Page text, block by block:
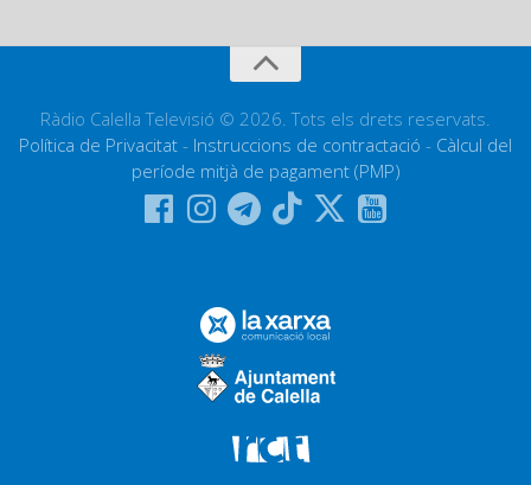
Ràdio Calella Televisió © 2026. Tots els drets reservats.
Política de Privacitat - Instruccions de contractació - Càlcul del
període mitjà de pagament (PMP)